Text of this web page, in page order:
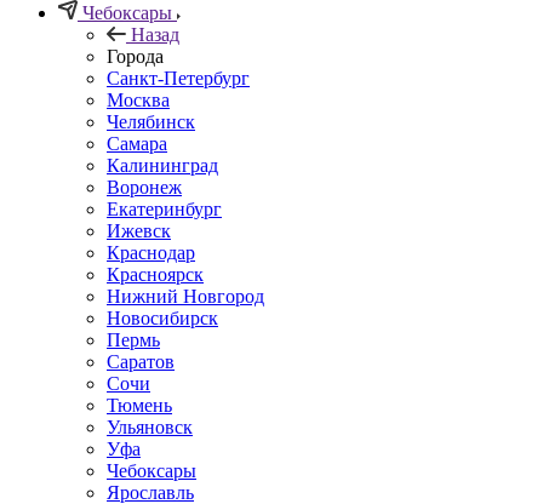
Чебоксары
Назад
Города
Санкт-Петербург
Москва
Челябинск
Самара
Калининград
Воронеж
Екатеринбург
Ижевск
Краснодар
Красноярск
Нижний Новгород
Новосибирск
Пермь
Саратов
Сочи
Тюмень
Ульяновск
Уфа
Чебоксары
Ярославль